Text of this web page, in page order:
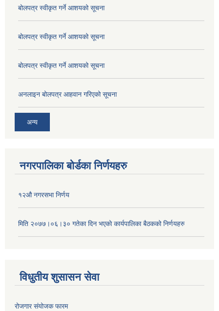
बोलपत्र स्वीकृत गर्ने आशयको सूचना
बोलपत्र स्वीकृत गर्ने आशयको सूचना
बोलपत्र स्वीकृत गर्ने आशयको सूचना
अनलाइन बोलपत्र आहवान गरिएको सूचना
अन्य
नगरपालिका बोर्डका निर्णयहरु
१२औ नगरसभा निर्णय
मिति २०७७।०६।३० गतेका दिन भएकाे कार्यपालिका बैठकको निर्णयहरु
विधुतीय शुसासन सेवा
रोजगार संयोजक फारम